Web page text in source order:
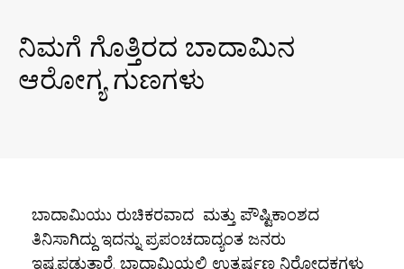
ನಿಮಗೆ ಗೊತ್ತಿರದ ಬಾದಾಮಿನ
ಆರೋಗ್ಯ ಗುಣಗಳು
ಬಾದಾಮಿಯು ರುಚಿಕರವಾದ ಮತ್ತು ಪೌಷ್ಟಿಕಾಂಶದ
ತಿನಿಸಾಗಿದ್ದು ಇದನ್ನು ಪ್ರಪಂಚದಾದ್ಯಂತ ಜನರು
ಇಷ್ಟಪಡುತ್ತಾರೆ. ಬಾದಾಮಿಯಲ್ಲಿ ಉತ್ಕರ್ಷಣ ನಿರೋಧಕಗಳು